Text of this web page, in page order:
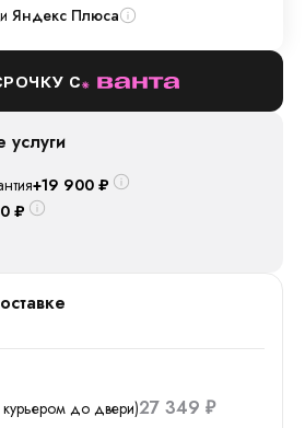
Яндекс Плюса
С
+19 900 ₽
₽
до двери)27 349 ₽